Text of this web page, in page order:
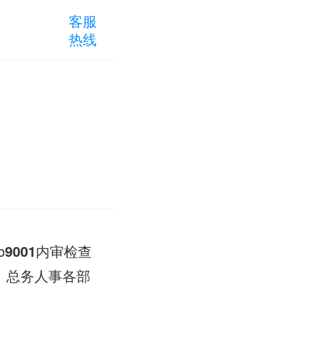
客服
热线
9001内审检查
总务人事各部